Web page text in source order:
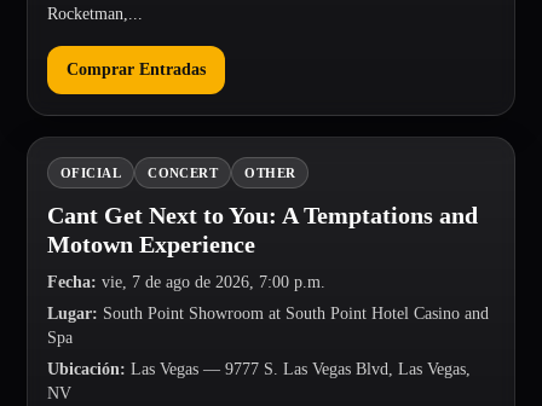
Rocketman,...
Comprar Entradas
OFICIAL CONCERT OTHER
Cant Get Next to You: A Temptations and
Motown Experience
Fecha: vie, 7 de ago de 2026, 7:00 p.m.
Lugar: South Point Showroom at South Point Hotel Casino and
Spa
Ubicación: Las Vegas — 9777 S. Las Vegas Blvd, Las Vegas,
NV